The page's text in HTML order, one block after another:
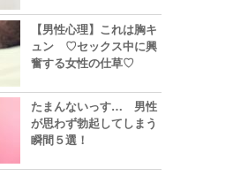
【男性心理】これは胸キ
ュン ♡セックス中に興
奮する女性の仕草♡
たまんないっす… 男性
が思わず勃起してしまう
瞬間５選！